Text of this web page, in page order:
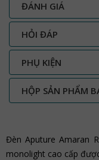
ĐÁNH GIÁ
HỎI ĐÁP
PHỤ KIỆN
HỘP SẢN PHẨM
Đèn Aputure Amaran
monolight cao cấp